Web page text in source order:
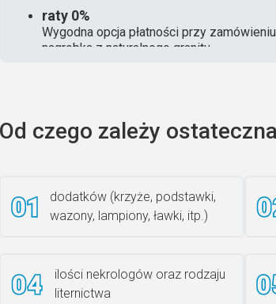
raty 0%
Wygodna opcja płatności przy zamówieniu
nagrobka z naturalnego granitu
Od czego zależy
dodatków (krzyże, podstawki,
wazony, lampiony, ławki, itp.)
ilości nekrologów oraz rodzaju
liternictwa